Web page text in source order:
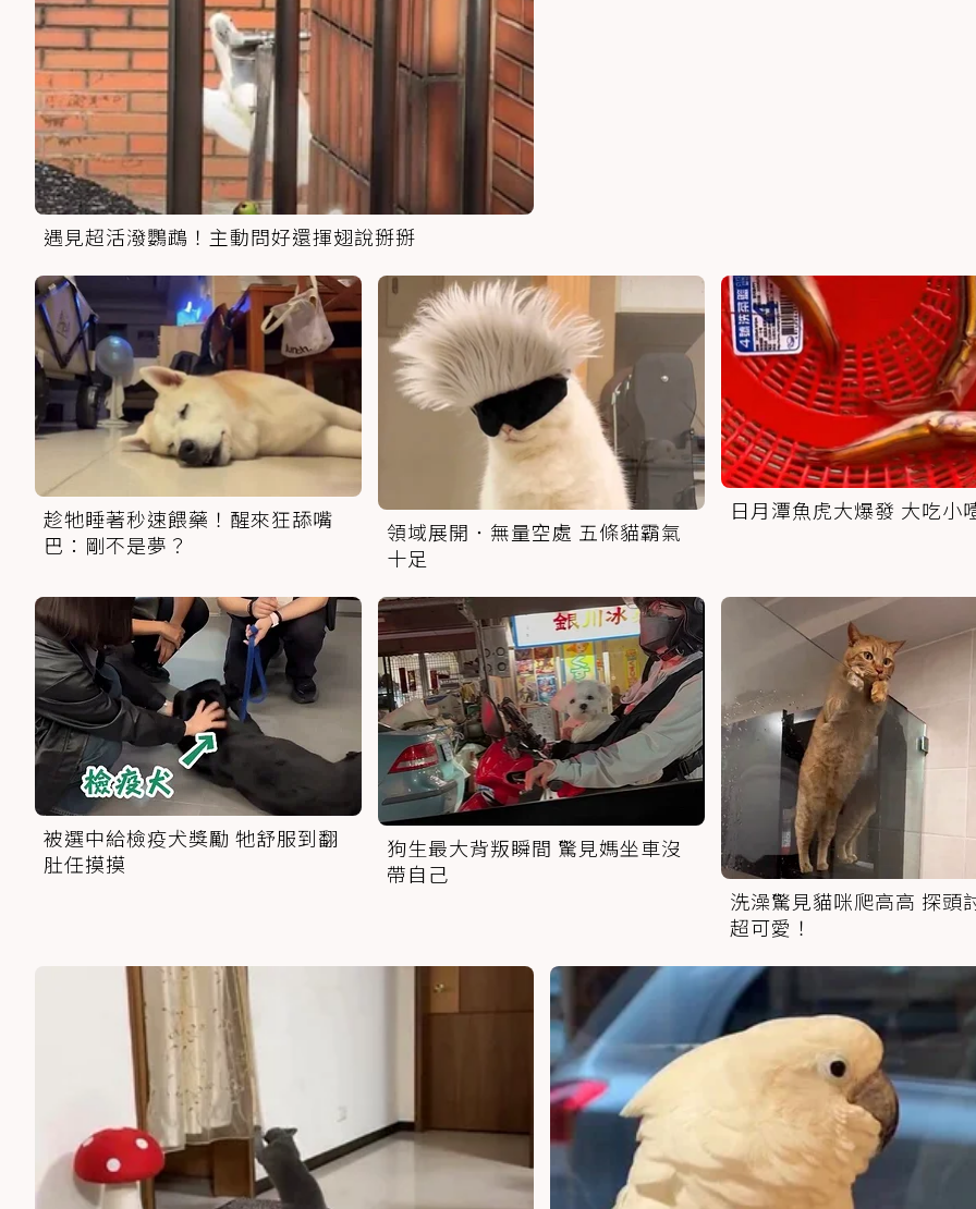
遇見超活潑鸚鵡！主動問好還揮翅說掰掰
趁牠睡著秒速餵藥！醒來狂舔嘴
巴：剛不是夢？
領域展開．無量空處 五條貓霸氣
十足
日月潭魚虎大爆發 大吃小
被選中給檢疫犬獎勵 牠舒服到翻
肚任摸摸
狗生最大背叛瞬間 驚見媽坐車沒
帶自己
洗澡驚見貓咪爬高高 探頭
超可愛！